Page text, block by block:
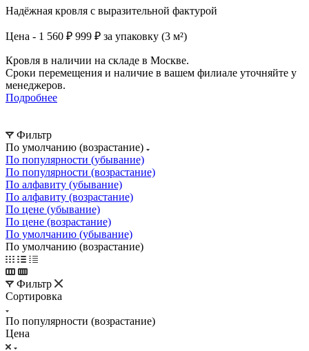
Надёжная кровля с выразительной фактурой
Цена - 1 560 ₽ 999 ₽ за упаковку (3 м²)
Кровля в наличии на складе в Москве.
Сроки перемещения и наличие в вашем филиале уточняйте у
менеджеров.
Подробнее
Фильтр
По умолчанию (возрастание)
По популярности (убывание)
По популярности (возрастание)
По алфавиту (убывание)
По алфавиту (возрастание)
По цене (убывание)
По цене (возрастание)
По умолчанию (убывание)
По умолчанию (возрастание)
Фильтр
Сортировка
По популярности (возрастание)
Цена